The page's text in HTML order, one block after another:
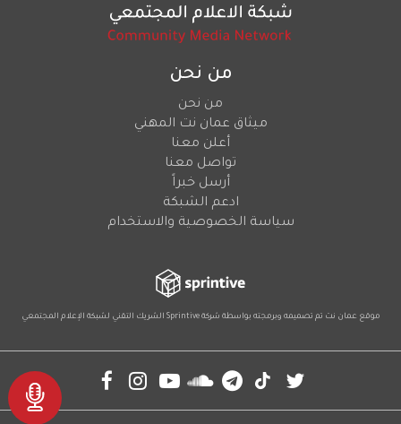
من نحن
من نحن
ميثاق عمان نت المهني
أعلن معنا
تواصل معنا
أرسل خبراً
ادعم الشبكة
سياسة الخصوصية والاستخدام
موقع عمان نت تم تصميمه وبرمجته بواسطة شركةSprintive الشريك التقني لشبكة الإعلام المجتمعي